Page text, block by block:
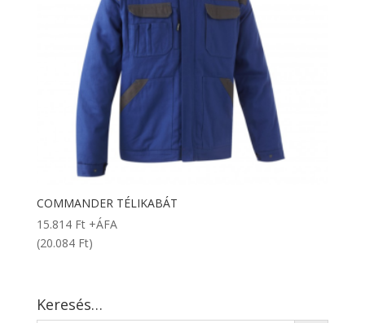
COMMANDER TÉLIKABÁT
15.814 Ft +ÁFA
(20.084 Ft)
Keresés…